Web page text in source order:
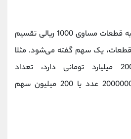
اگر سرمایه یک شرکت را به قطعات مساوی 1000 ریالی تقسیم
قطعات، یک سهم گفته می‌شود. مثلا
شرکتی که سرمایه 200 میلیارد تومانی دارد، تعداد
سهامش2000000000000/1000 عدد یا 200 میلیون سهم